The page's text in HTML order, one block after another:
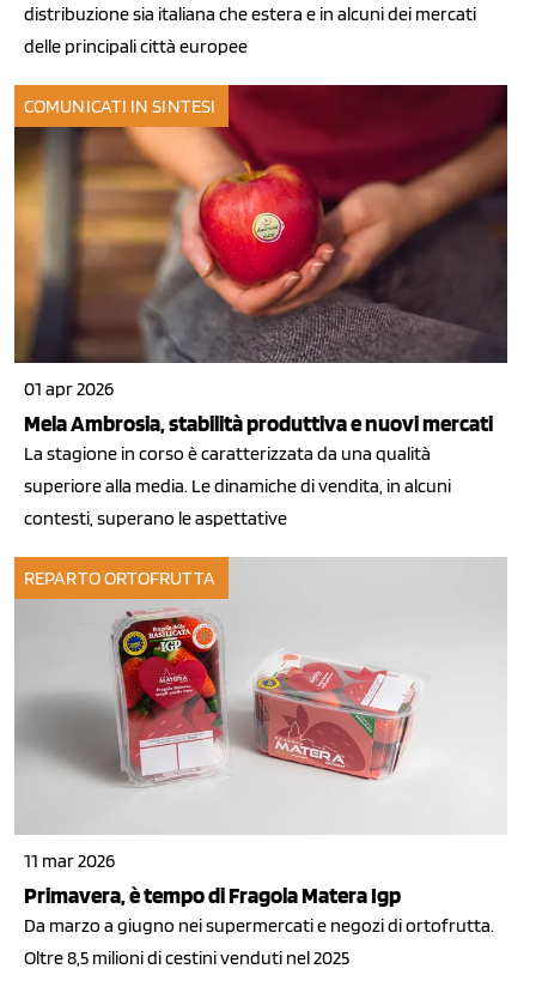
distribuzione sia italiana che estera e in alcuni dei mercati
delle principali città europee
COMUNICATI IN SINTESI
01 apr 2026
Mela Ambrosia, stabilità produttiva e nuovi mercati
La stagione in corso è caratterizzata da una qualità
superiore alla media. Le dinamiche di vendita, in alcuni
contesti, superano le aspettative
REPARTO ORTOFRUTTA
11 mar 2026
Primavera, è tempo di Fragola Matera Igp
Da marzo a giugno nei supermercati e negozi di ortofrutta.
Oltre 8,5 milioni di cestini venduti nel 2025